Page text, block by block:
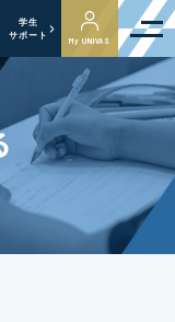
学生
サポート
My UNIVAS